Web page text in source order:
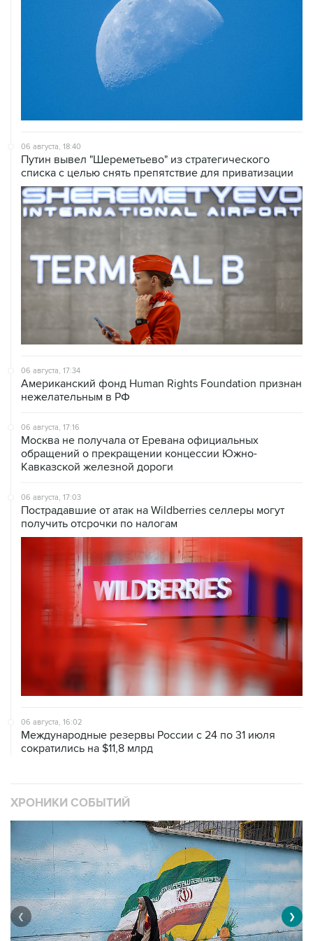
06 августа, 18:40
Путин вывел "Шереметьево" из стратегического
списка с целью снять препятствие для приватизации
06 августа, 17:34
Американский фонд Human Rights Foundation признан
нежелательным в РФ
06 августа, 17:16
Москва не получала от Еревана официальных
обращений о прекращении концессии Южно-
Кавказской железной дороги
06 августа, 17:03
Пострадавшие от атак на Wildberries селлеры могут
получить отсрочки по налогам
06 августа, 16:02
Международные резервы России с 24 по 31 июля
сократились на $11,8 млрд
ХРОНИКИ СОБЫТИЙ
❮ ❯